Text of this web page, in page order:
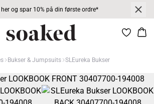
og spar 10% på din første ordre*
Bukser & Jumpsuits SLEureka Bukser